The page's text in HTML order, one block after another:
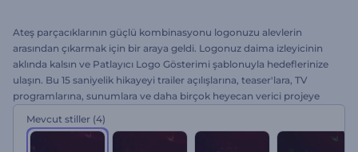
Ateş parçacıklarının güçlü kombinasyonu logonuzu alevlerin
arasından çıkarmak için bir araya geldi. Logonuz daima izleyicinin
aklında kalsın ve Patlayıcı Logo Gösterimi şablonuyla hedeflerinize
ulaşın. Bu 15 saniyelik hikayeyi trailer açılışlarına, teaser'lara, TV
programlarına, sunumlara ve daha birçok heyecan verici projeye
ateşleyin. Gerisini daima ücretsiz olarak halledeceğiz!
Mevcut stiller (4)